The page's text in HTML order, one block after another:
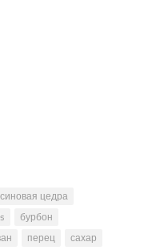
цедра
бурбон
перец сахар